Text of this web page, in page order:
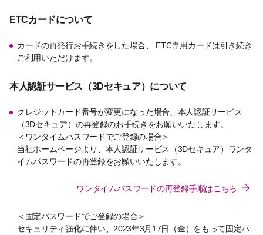
ETCカードについて
カードの再発行お手続きをした場合、 ETC専用カードは引き続き
ご利用いただけます。
本人認証サービス（3Dセキュア）について
クレジットカード番号が変更になった場合、本人認証サービス
（3Dセキュア）の再登録のお手続きをお願いいたします。
＜ワンタイムパスワードでご登録の場合＞
当社ホームページより、本人認証サービス（3Dセキュア）ワンタ
イムパスワードの再登録をお願いいたします。
ワンタイムパスワードの再登録手順はこちら
＜固定パスワードでご登録の場合＞
セキュリティ強化に伴い、2023年3月17日（金）をもって固定パ